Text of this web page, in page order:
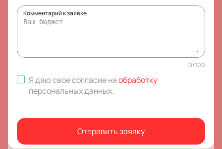
Комментарий к заявке
0/100
Я даю свое согласие наобработку
персональных данных.
Отправить заявку